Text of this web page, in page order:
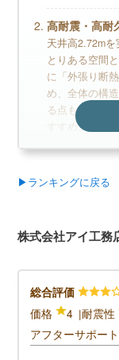
デメリッ
高価格で
ウッドシ
カタ
▶住友林業評
高耐震・高耐
天井高2.72m
とりある空間
に「外張り断
め、全体の構
る点も魅力。
すすめ。
最高等級の耐
木造と鉄骨造
大きな損害を
三次元震動破
＼大
▶ランキングに戻る
株式会社アイ工務
総合評価
価格
4 耐震性
アフターサポー